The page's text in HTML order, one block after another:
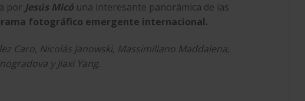
por Jesús Micó una interesante panorámica de las
fotográfico emergente internacional.
Caro, Nicolás Janowski, Massimiliano Maddalena,
y Jiaxi Yang.